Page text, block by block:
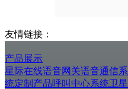
友情链接：
产品展示
星际在线语音网关语音通信系
统定制产品呼叫中心系统卫星